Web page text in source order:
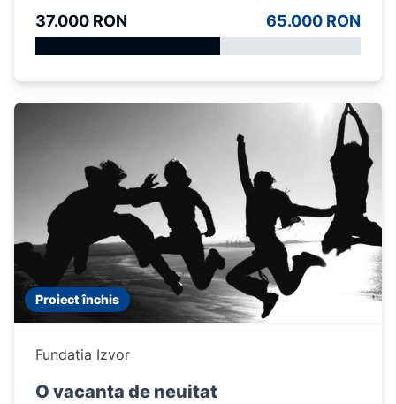
37.000 RON 65.000 RON
Proiect închis
Fundatia Izvor
O vacanta de neuitat